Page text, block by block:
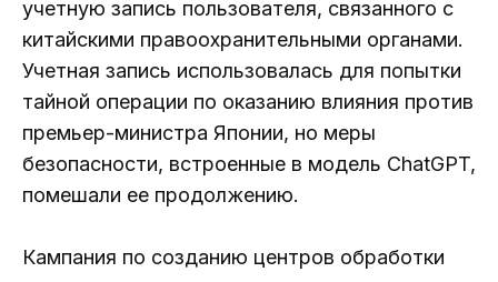
учетную запись пользователя, связанного с
китайскими правоохранительными органами.
Учетная запись использовалась для попытки
тайной операции по оказанию влияния против
премьер-министра Японии, но меры
безопасности, встроенные в модель ChatGPT,
помешали ее продолжению.
Кампания по созданию центров обработки